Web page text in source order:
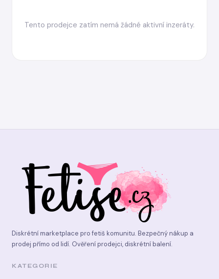
Tento prodejce zatím nemá žádné aktivní inzeráty.
Diskrétní marketplace pro fetiš komunitu. Bezpečný nákup a
prodej přímo od lidí. Ověření prodejci, diskrétní balení.
KATEGORIE